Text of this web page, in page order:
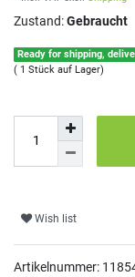
Zustand:Gebraucht
Ready for shipping,
( 1 Stück auf Lager)
Wish list
Artikelnummer: